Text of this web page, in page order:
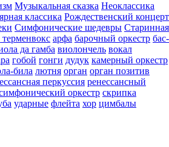
Музыкальная сказка Неоклассика
классика Рождественский концерт
Симфонические шедевры Старинная
терменвокс арфа барочный оркестр бас-
да гамба виолончель вокал
гобой гонги дудук камерный оркестр
била лютня орган орган позитив
перкуссия ренессансный
оркестр скрипка
ударные флейта хор цимбалы